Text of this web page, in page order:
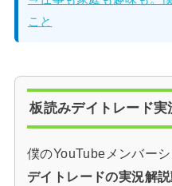
こと
板読みデイトレード実
僕のYouTubeメンバー
デイトレードの実況解